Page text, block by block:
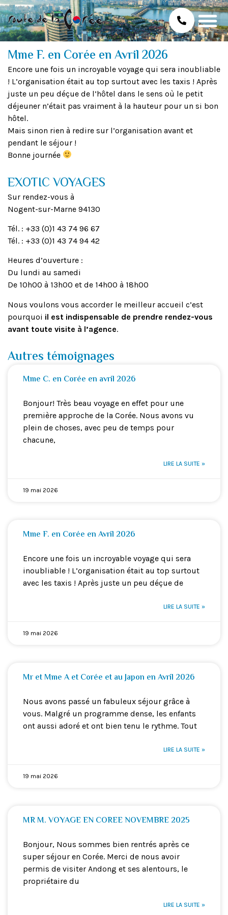
Mme F. en Corée en Avril 2026
Encore une fois un incroyable voyage qui sera inoubliable
! L’organisation était au top surtout avec les taxis ! Après
juste un peu déçue de l’hôtel dans le sens où le petit
déjeuner n’était pas vraiment à la hauteur pour un si bon
hôtel.
Mais sinon rien à redire sur l’organisation avant et
pendant le séjour !
Bonne journée
EXOTIC VOYAGES
Sur rendez-vous à
Nogent-sur-Marne 94130
Tél. : +33 (0)1 43 74 96 67
Tél. : +33 (0)1 43 74 94 42
Heures d’ouverture :
Du lundi au samedi
De 10h00 à 13h00 et de 14h00 à 18h00
Nous voulons vous accorder le meilleur accueil c’est
pourquoi il est indispensable de prendre rendez-vous
avant toute visite à l’agence.
Autres témoignages
Mme C. en Corée en avril 2026
Bonjour! Très beau voyage en effet pour une
première approche de la Corée. Nous avons vu
plein de choses, avec peu de temps pour
chacune,
LIRE LA SUITE »
19 mai 2026
Mme F. en Corée en Avril 2026
Encore une fois un incroyable voyage qui sera
inoubliable ! L’organisation était au top surtout
avec les taxis ! Après juste un peu déçue de
LIRE LA SUITE »
19 mai 2026
Mr et Mme A et Corée et au Japon en Avril 2026
Nous avons passé un fabuleux séjour grâce à
vous. Malgré un programme dense, les enfants
ont aussi adoré et ont bien tenu le rythme. Tout
LIRE LA SUITE »
19 mai 2026
MR M. VOYAGE EN COREE NOVEMBRE 2025
Bonjour, Nous sommes bien rentrés après ce
super séjour en Corée. Merci de nous avoir
permis de visiter Andong et ses alentours, le
propriétaire du
LIRE LA SUITE »